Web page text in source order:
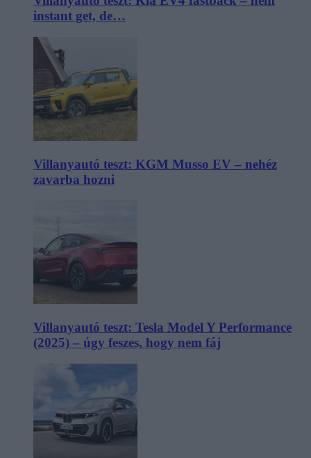
instant get, de…
Villanyautó teszt: KGM Musso EV – nehéz
zavarba hozni
Villanyautó teszt: Tesla Model Y Performance
(2025) – úgy feszes, hogy nem fáj